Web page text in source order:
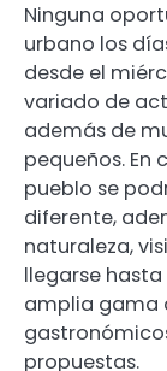
Ninguna
urbano los
desde el
variado de
además de
pequeños. En
pueblo se
diferente,
naturaleza,
llegarse
amplia gama
propuestas.